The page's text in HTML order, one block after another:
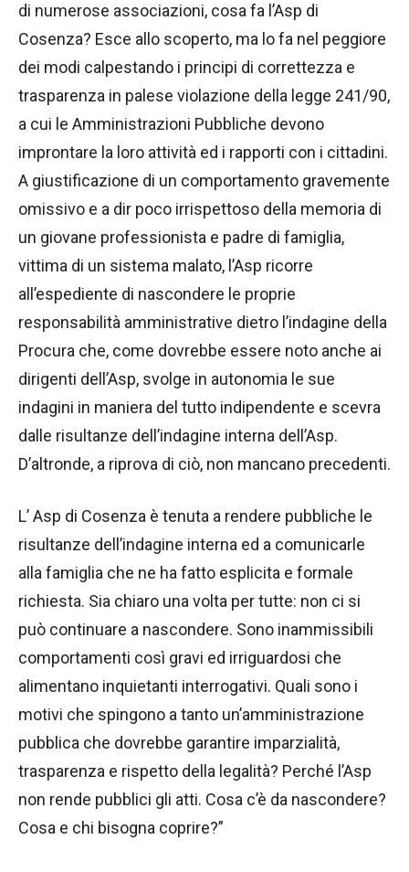
di numerose associazioni, cosa fa l’Asp di
Cosenza? Esce allo scoperto, ma lo fa nel peggiore
dei modi calpestando i principi di correttezza e
trasparenza in palese violazione della legge 241/90,
a cui le Amministrazioni Pubbliche devono
improntare la loro attività ed i rapporti con i cittadini.
A giustificazione di un comportamento gravemente
omissivo e a dir poco irrispettoso della memoria di
un giovane professionista e padre di famiglia,
vittima di un sistema malato, l’Asp ricorre
all’espediente di nascondere le proprie
responsabilità amministrative dietro l’indagine della
Procura che, come dovrebbe essere noto anche ai
dirigenti dell’Asp, svolge in autonomia le sue
indagini in maniera del tutto indipendente e scevra
dalle risultanze dell’indagine interna dell’Asp.
D’altronde, a riprova di ciò, non mancano precedenti.
L’ Asp di Cosenza è tenuta a rendere pubbliche le
risultanze dell’indagine interna ed a comunicarle
alla famiglia che ne ha fatto esplicita e formale
richiesta. Sia chiaro una volta per tutte: non ci si
può continuare a nascondere. Sono inammissibili
comportamenti così gravi ed irriguardosi che
alimentano inquietanti interrogativi. Quali sono i
motivi che spingono a tanto un’amministrazione
pubblica che dovrebbe garantire imparzialità,
trasparenza e rispetto della legalità? Perché l’Asp
non rende pubblici gli atti. Cosa c’è da nascondere?
Cosa e chi bisogna coprire?”